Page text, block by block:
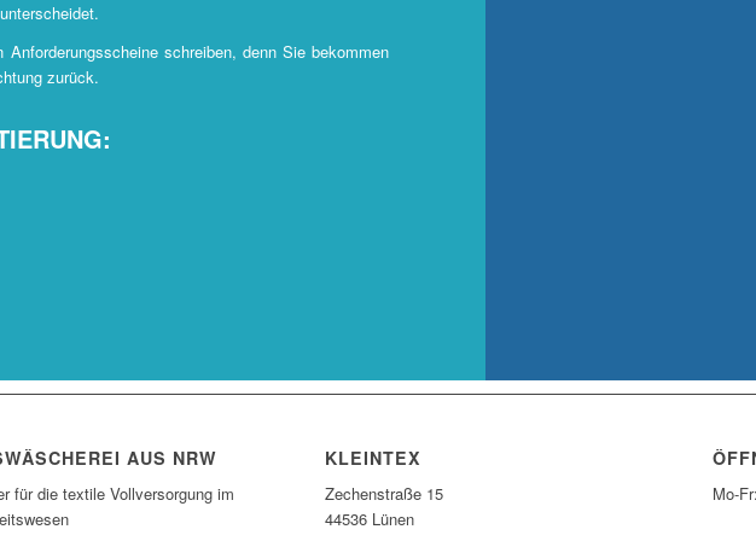
schreiben, denn Sie bekommen
zurück.
AUS NRW
für die textile Vollversorgung im
KLEINTEX
Zechenstraße 15
44536 Lünen
Mo-